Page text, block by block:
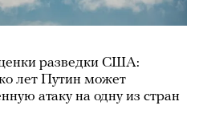
разведки США:
лет Путин может
атаку на одну из стран